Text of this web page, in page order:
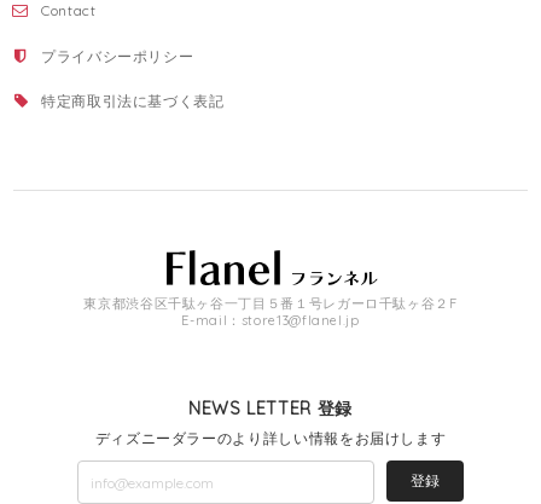
Contact
プライバシーポリシー
特定商取引法に基づく表記
東京都渋谷区千駄ヶ谷一丁目５番１号レガーロ千駄ヶ谷２F
E-mail： store13@flanel.jp
NEWS LETTER 登録
ディズニーダラーのより詳しい情報をお届けします
登録